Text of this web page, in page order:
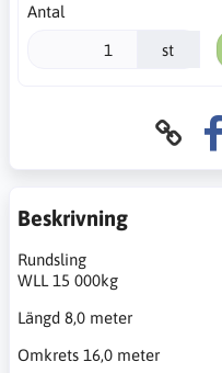
Antal
st
Beskrivning
Rundsling
WLL 15 000kg
Längd 8,0 meter
Omkrets 16,0 meter